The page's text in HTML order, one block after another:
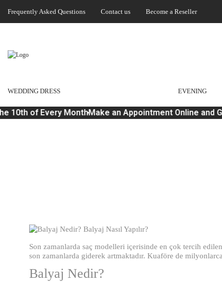
Frequently Asked Questions Contact us Become a Reseller
WEDDING DRESS EVENING
10th of Every MonthMake an Appointment Online and
Son zamanlarda saç modelleri içerisinde en çok tercih
son zamanlarda giderek artmaktadır. Kuaföre de
Balyaj Nedir?